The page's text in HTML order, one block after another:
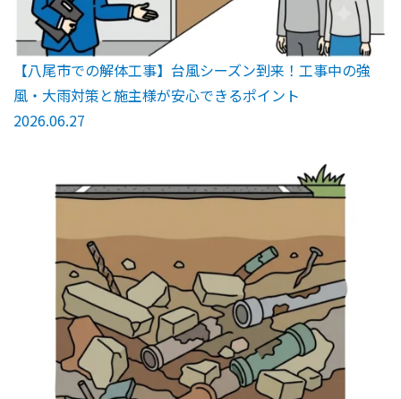
【八尾市での解体工事】台風シーズン到来！工事中の強
風・大雨対策と施主様が安心できるポイント
2026.06.27